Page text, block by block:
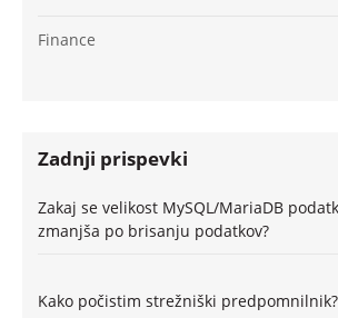
Finance
Zadnji prispevki
Zakaj se velikost MySQL/MariaDB
zmanjša po brisanju podatkov?
Kako počistim strežniški predpomnilnik?